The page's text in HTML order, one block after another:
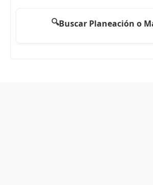
🔍Buscar Planeación o